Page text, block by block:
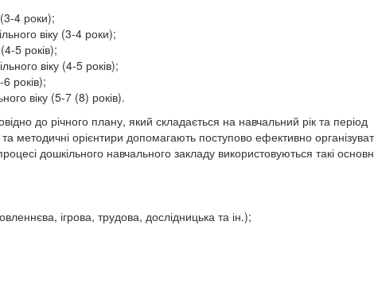
4 роки);
віку (3-4 роки);
5 років);
віку (4-5 років);
років);
віку (5-7 (8) років).
до річного плану, який складається на навчальний рік та період
методичні орієнтири допомагають поступово ефективно
дошкільного навчального закладу використовуються такі
ігрова, трудова, дослідницька та ін.);